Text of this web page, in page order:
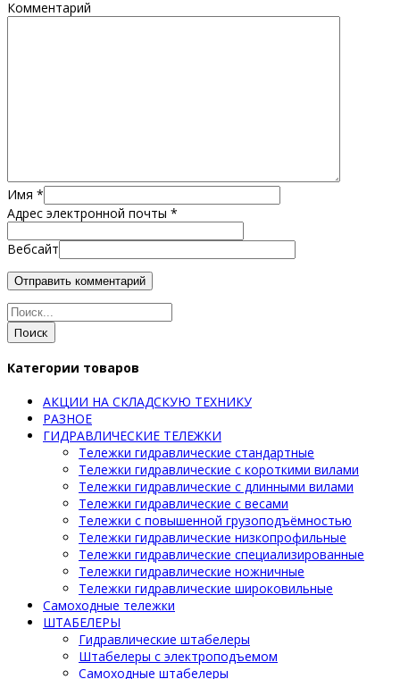
Комментарий
Имя *
Адрес электронной почты *
Вебсайт
Поиск
Категории товаров
АКЦИИ НА СКЛАДСКУЮ ТЕХНИКУ
РАЗНОЕ
ГИДРАВЛИЧЕСКИЕ ТЕЛЕЖКИ
Тележки гидравлические стандартные
Тележки гидравлические с короткими вилами
Тележки гидравлические с длинными вилами
Тележки гидравлические с весами
Тележки с повышенной грузоподъёмностью
Тележки гидравлические низкопрофильные
Тележки гидравлические специализированные
Тележки гидравлические ножничные
Тележки гидравлические широковильные
Самоходные тележки
ШТАБЕЛЕРЫ
Гидравлические штабелеры
Штабелеры с электроподъемом
Самоходные штабелеры